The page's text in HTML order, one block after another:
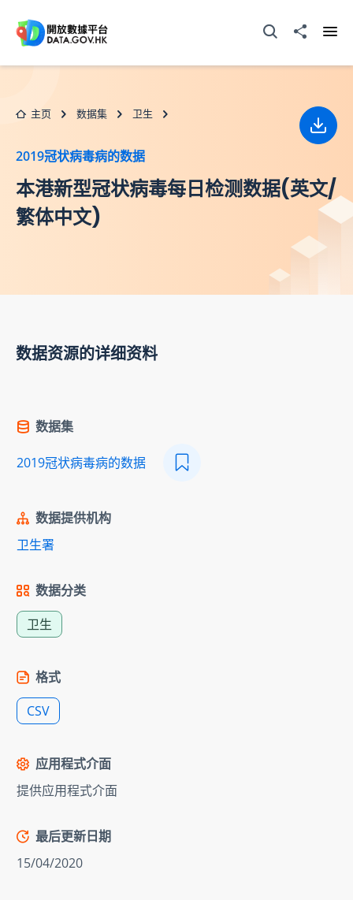
打开搜寻器分享至
主页 数据集 卫生
2019冠状病毒病的数据
本港新型冠状病毒每日检测数据(英文/
繁体中文)
下载
数据资源的详细资料
数据集
2019冠状病毒病的数据
数据提供机构
卫生署
数据分类
卫生
格式
CSV
应用程式介面
提供应用程式介面
最后更新日期
15/04/2020